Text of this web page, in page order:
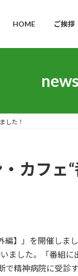
HOME ご挨拶
news
した！
カフェ“
】」を開催しまし
ました。「番組に
で精神病院に受診